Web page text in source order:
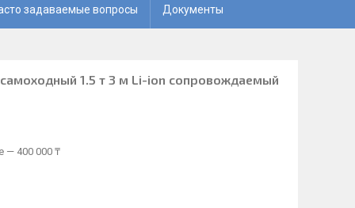
задаваемые вопросы Документы
самоходный 1.5 т 3 м Li-ion сопровождаемый
— 400 000 ₸